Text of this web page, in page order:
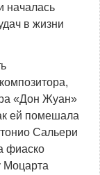
началась
в жизни
«Дон Жуан»
ей помешала
Сальери
фиаско
Моцарта